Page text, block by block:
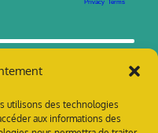
utilisons des technologies
aux informations des